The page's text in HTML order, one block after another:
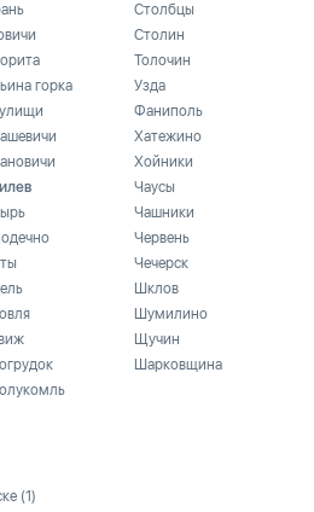
горка
Столбцы
Столин
Толочин
Узда
Фаниполь
Хатежино
Хойники
Чаусы
Чашники
Червень
Чечерск
Шклов
Шумилино
Щучин
Шарковщина
(1)